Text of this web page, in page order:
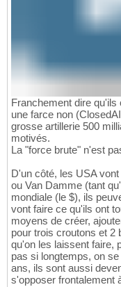
Franchement dire
une farce non
grosse artillerie 500
motivés.
La "force brute" n'est
D'un côté, les USA
ou Van Damme (tant
mondiale (le $), ils
vont faire ce qu'ils ont
moyens de créer,
pour trois croutons et 2
qu'on les laissent faire,
pas si longtemps, on
ans, ils sont aussi
s'opposer frontalement